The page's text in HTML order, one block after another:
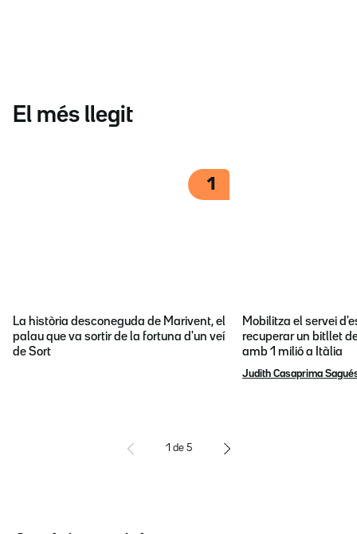
El més llegit
1
La història desconeguda de Marivent, el
palau que va sortir de la fortuna d'un veí
de Sort
Mobilitza el servei
recuperar un bitllet
amb 1 milió a Itàlia
Judith Casaprima
1 de 5